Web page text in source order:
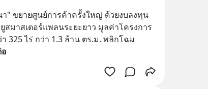
า" ขยายศูนย์การค้าครั้งใหญ่ ด้วยงบลงทุน
สมาสเตอร์แพลนระยะยาว มูลค่าโครงการ
325 ไร่ กว่า 1.3 ล้าน ตร.ม. พลิกโฉม